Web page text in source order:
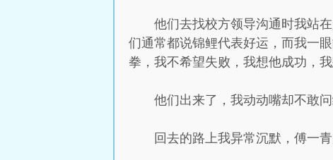
他们去找校方领导沟通时我站
们通常都说锦鲤代表好运，而我一
拳，我不希望失败，我想他成功，
他们出来了，我动动嘴却不敢
回去的路上我异常沉默，傅一